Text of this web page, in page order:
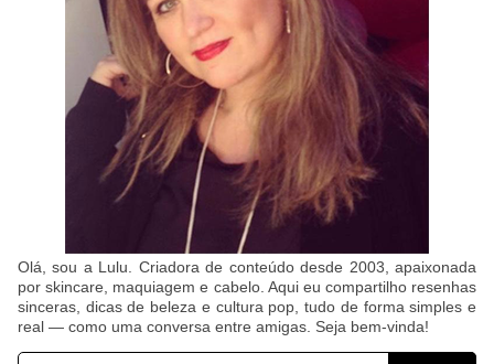
Olá, sou a Lulu. Criadora de conteúdo desde 2003, apaixonada
por skincare, maquiagem e cabelo. Aqui eu compartilho resenhas
sinceras, dicas de beleza e cultura pop, tudo de forma simples e
real — como uma conversa entre amigas. Seja bem-vinda!